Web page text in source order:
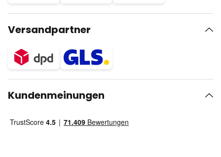
Versandpartner
Kundenmeinungen